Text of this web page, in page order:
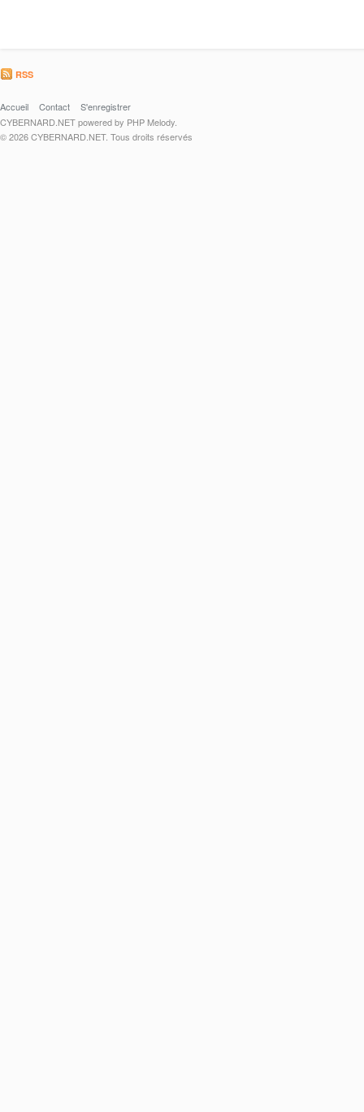
RSS
Accueil Contact
S'enregistrer
CYBERNARD.NET powered by PHP Melody.
© 2026 CYBERNARD.NET. Tous droits réservés